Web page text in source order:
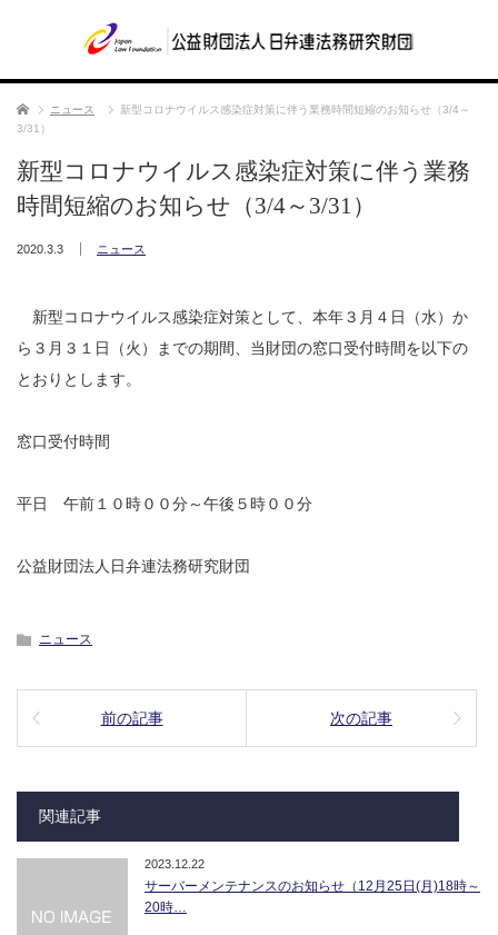
ホーム ニュース
新型コロナウイルス感染症対策に伴う業務時間短縮のお知らせ（3/4～
3/31）
新型コロナウイルス感染症対策に伴う業務
時間短縮のお知らせ（3/4～3/31）
2020.3.3 ニュース
新型コロナウイルス感染症対策として、本年３月４日（水）か
ら３月３１日（火）までの期間、当財団の窓口受付時間を以下の
とおりとします。
窓口受付時間
平日 午前１０時００分～午後５時００分
公益財団法人日弁連法務研究財団
ニュース
前の記事 次の記事
関連記事
2023.12.22
サーバーメンテナンスのお知らせ（12月25日(月)18時～
20時…